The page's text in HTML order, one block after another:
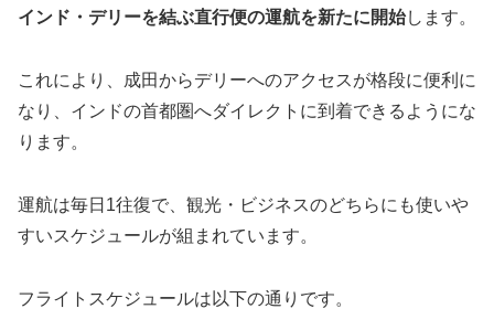
インド・デリーを結ぶ直行便の運航を新たに開始します。
これにより、成田からデリーへのアクセスが格段に便利に
なり、インドの首都圏へダイレクトに到着できるようにな
ります。
運航は毎日1往復で、観光・ビジネスのどちらにも使いや
すいスケジュールが組まれています。
フライトスケジュールは以下の通りです。